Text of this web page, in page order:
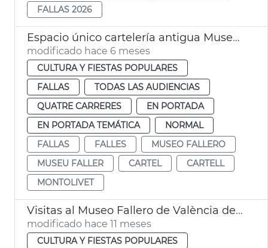
FALLAS 2026
Espacio único cartelería antigua Museo Fallero València
modificado hace 6 meses
CULTURA Y FIESTAS POPULARES
FALLAS
TODAS LAS AUDIENCIAS
QUATRE CARRERES
EN PORTADA
EN PORTADA TEMÁTICA
NORMAL
FALLAS
FALLES
MUSEO FALLERO
MUSEU FALLER
CARTEL
CARTELL
MONTOLIVET
Visitas al Museo Fallero de València del año 2024
modificado hace 11 meses
CULTURA Y FIESTAS POPULARES